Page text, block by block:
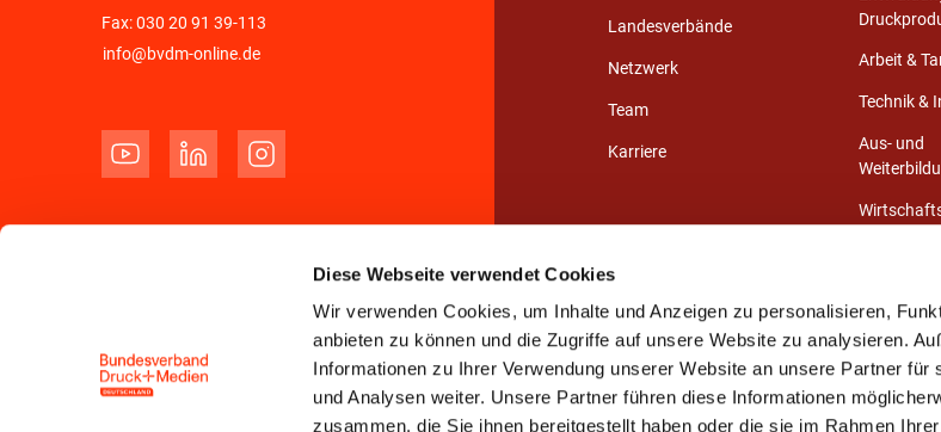
Diese Webseite verwendet Cookies
Wir verwenden Cookies, um Inhalte und Anzeigen zu personalisieren,
anbieten zu können und die Zugriffe auf unsere Website zu analysieren.
Informationen zu Ihrer Verwendung unserer Website an unsere Partner für
und Analysen weiter. Unsere Partner führen diese Informationen
zusammen, die Sie ihnen bereitgestellt haben oder die sie im Rahmen
Fax: 030 20 91 39-113
info@bvdm-online.de
Landesverbände
Netzwerk
Team
Karriere
Arbeit &
Technik &
Aus- und